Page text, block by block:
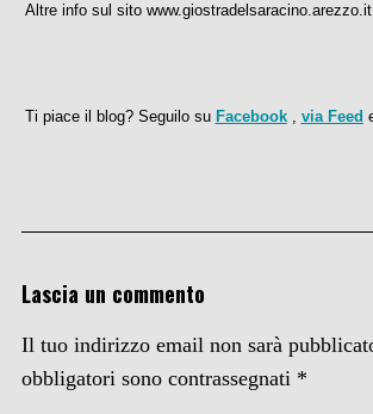
Altre info sul sito
Ti piace il blog? Seguilo su Facebook , via Feed
Lascia un commento
Il tuo indirizzo email non sarà
obbligatori sono contrassegnati *